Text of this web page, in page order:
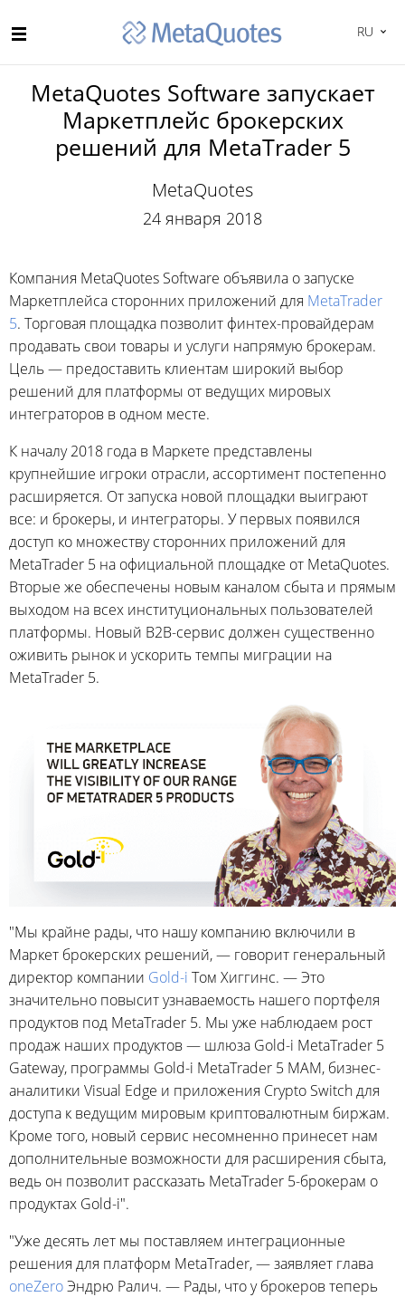
RU
MetaQuotes Software запускает
Маркетплейс брокерских
решений для MetaTrader 5
MetaQuotes
24 января 2018
Компания MetaQuotes Software объявила о запуске
Маркетплейса сторонних приложений для MetaTrader
5. Торговая площадка позволит финтех-провайдерам
продавать свои товары и услуги напрямую брокерам.
Цель — предоставить клиентам широкий выбор
решений для платформы от ведущих мировых
интеграторов в одном месте.
К началу 2018 года в Маркете представлены
крупнейшие игроки отрасли, ассортимент постепенно
расширяется. От запуска новой площадки выиграют
все: и брокеры, и интеграторы. У первых появился
доступ ко множеству сторонних приложений для
MetaTrader 5 на официальной площадке от MetaQuotes.
Вторые же обеспечены новым каналом сбыта и прямым
выходом на всех институциональных пользователей
платформы. Новый B2B-сервис должен существенно
оживить рынок и ускорить темпы миграции на
MetaTrader 5.
"Мы крайне рады, что нашу компанию включили в
Маркет брокерских решений, — говорит генеральный
директор компании Gold-i Том Хиггинс. — Это
значительно повысит узнаваемость нашего портфеля
продуктов под MetaTrader 5. Мы уже наблюдаем рост
продаж наших продуктов — шлюза Gold-i MetaTrader 5
Gateway, программы Gold-i MetaTrader 5 MAM, бизнес-
аналитики Visual Edge и приложения Crypto Switch для
доступа к ведущим мировым криптовалютным биржам.
Кроме того, новый сервис несомненно принесет нам
дополнительные возможности для расширения сбыта,
ведь он позволит рассказать MetaTrader 5-брокерам о
продуктах Gold-i".
"Уже десять лет мы поставляем интеграционные
решения для платформ MetaTrader, — заявляет глава
oneZeroЭндрю Ралич. — Рады, что у брокеров теперь